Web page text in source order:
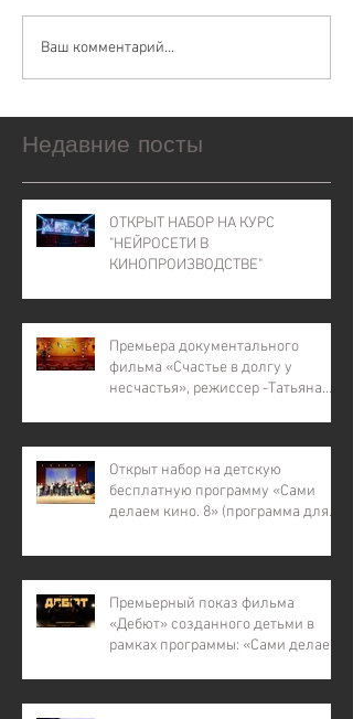
Ваш комментарий...
Недавние посты
ОТКРЫТ НАБОР НА КУРС
"НЕЙРОСЕТИ В
КИНОПРОИЗВОДСТВЕ"
Премьера документального
фильма «Счастье в долгу у
несчастья», режиссер -Татьяна
Открыт набор на детскую
бесплатную программу «Сами
делаем кино. 8» (программа для
детей из малообеспеченных и
участников СВО).
Премьерный показ фильма
«Дебют» созданного детьми в
рамках программы: «Сами делаем